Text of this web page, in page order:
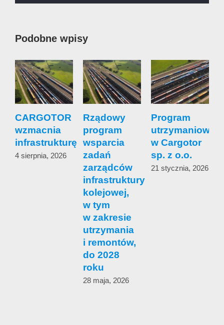
Podobne wpisy
CARGOTOR
wzmacnia
infrastrukturę
4 sierpnia, 2026
Rządowy
program
wsparcia
zadań
zarządców
infrastruktury
kolejowej,
w tym
w zakresie
utrzymania
i remontów,
do 2028
roku
28 maja, 2026
Program
utrzymaniowy
w Cargotor
sp. z o.o.
21 stycznia, 2026